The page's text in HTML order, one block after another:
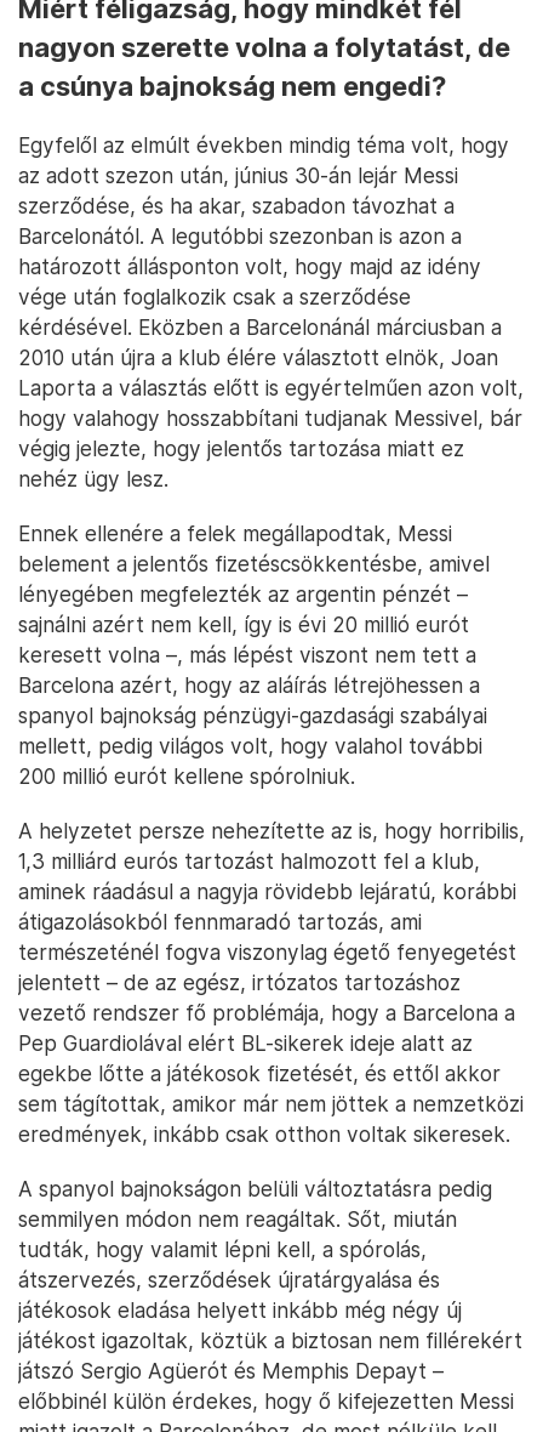
Miért féligazság, hogy mindkét fél
nagyon szerette volna a folytatást, de
a csúnya bajnokság nem engedi?
Egyfelől az elmúlt években mindig téma volt, hogy
az adott szezon után, június 30-án lejár Messi
szerződése, és ha akar, szabadon távozhat a
Barcelonától. A legutóbbi szezonban is azon a
határozott állásponton volt, hogy majd az idény
vége után foglalkozik csak a szerződése
kérdésével. Eközben a Barcelonánál márciusban a
2010 után újra a klub élére választott elnök, Joan
Laporta a választás előtt is egyértelműen azon volt,
hogy valahogy hosszabbítani tudjanak Messivel, bár
végig jelezte, hogy jelentős tartozása miatt ez
nehéz ügy lesz.
Ennek ellenére a felek megállapodtak, Messi
belement a jelentős fizetéscsökkentésbe, amivel
lényegében megfelezték az argentin pénzét –
sajnálni azért nem kell, így is évi 20 millió eurót
keresett volna –, más lépést viszont nem tett a
Barcelona azért, hogy az aláírás létrejöhessen a
spanyol bajnokság pénzügyi-gazdasági szabályai
mellett, pedig világos volt, hogy valahol további
200 millió eurót kellene spórolniuk.
A helyzetet persze nehezítette az is, hogy horribilis,
1,3 milliárd eurós tartozást halmozott fel a klub,
aminek ráadásul a nagyja rövidebb lejáratú, korábbi
átigazolásokból fennmaradó tartozás, ami
természeténél fogva viszonylag égető fenyegetést
jelentett – de az egész, irtózatos tartozáshoz
vezető rendszer fő problémája, hogy a Barcelona a
Pep Guardiolával elért BL-sikerek ideje alatt az
egekbe lőtte a játékosok fizetését, és ettől akkor
sem tágítottak, amikor már nem jöttek a nemzetközi
eredmények, inkább csak otthon voltak sikeresek.
A spanyol bajnokságon belüli változtatásra pedig
semmilyen módon nem reagáltak. Sőt, miután
tudták, hogy valamit lépni kell, a spórolás,
átszervezés, szerződések újratárgyalása és
játékosok eladása helyett inkább még négy új
játékost igazoltak, köztük a biztosan nem fillérekért
játszó Sergio Agüerót és Memphis Depayt –
előbbinél külön érdekes, hogy ő kifejezetten Messi